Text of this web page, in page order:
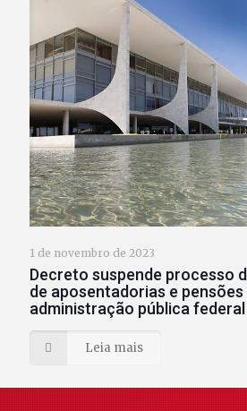
1 de novembro de 2023
Decreto suspende processo
de aposentadorias e pensões
administração pública federal
Leia mais